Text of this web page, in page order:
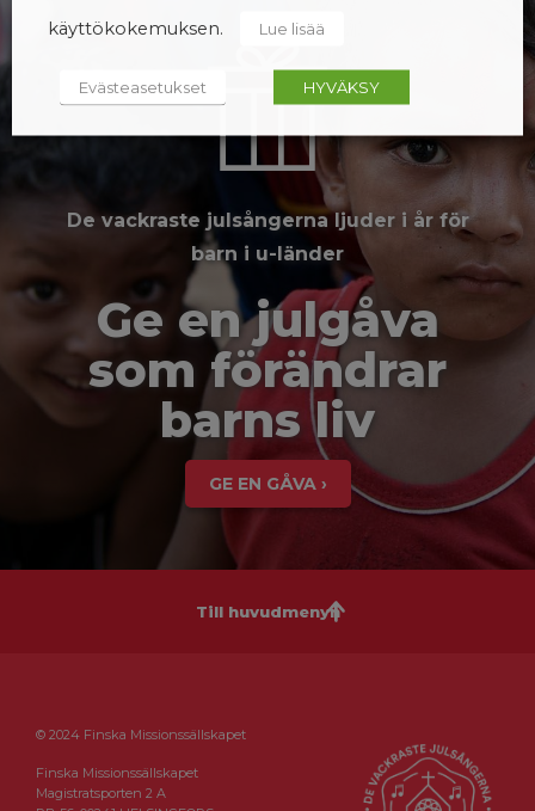
De vackraste julsångerna ljuder i år för
barn i u-länder
Ge en julgåva
som förändrar
barns liv
GE EN GÅVA ›
Till huvudmenyn
© 2024 Finska Missionssällskapet
Finska Missionssällskapet
Magistratsporten 2 A
käyttökokemuksen.
Lue lisää
Evästeasetukset HYVÄKSY